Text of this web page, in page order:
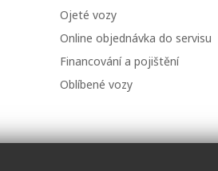
Ojeté vozy
Online objednávka do servisu
Financování a pojištění
Oblíbené vozy